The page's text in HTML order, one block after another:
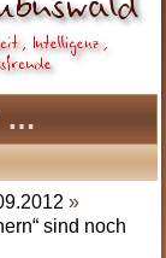
…
»
sind noch